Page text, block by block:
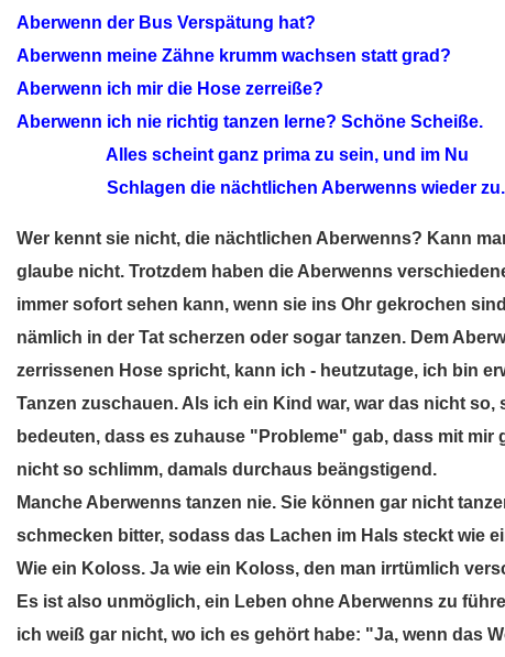
Aberwenn der Bus Verspätung hat?
Aberwenn meine Zähne krumm wachsen statt grad?
Aberwenn ich mir die Hose zerreiße?
Aberwenn ich nie richtig tanzen lerne? Schöne Scheiße.
Alles scheint ganz prima zu sein, und im Nu
Schlagen die nächtlichen Aberwenns wieder zu.
Wer kennt sie nicht, die nächtlichen Aberwenns? Kann
glaube nicht. Trotzdem haben die Aberwenns
immer sofort sehen kann, wenn sie ins Ohr gekrochen
nämlich in der Tat scherzen oder sogar tanzen. Dem
zerrissenen Hose spricht, kann ich - heutzutage, ich bin
Tanzen zuschauen. Als ich ein Kind war, war das nicht
bedeuten, dass es zuhause "Probleme" gab, dass mit
nicht so schlimm, damals durchaus beängstigend.
Manche Aberwenns tanzen nie. Sie können gar nicht
schmecken bitter, sodass das Lachen im Hals steckt wie
Wie ein Koloss. Ja wie ein Koloss, den man irrtümlich
Es ist also unmöglich, ein Leben ohne Aberwenns zu
ich weiß gar nicht, wo ich es gehört habe: "Ja, wenn das